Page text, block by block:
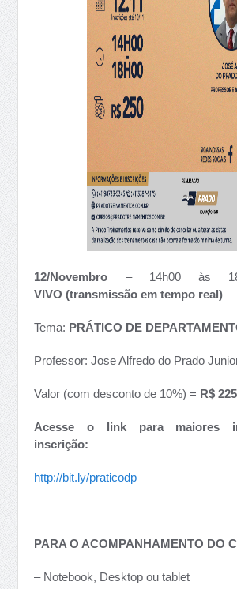
12/Novembro – 14h00 às
VIVO (transmissão em tempo real)
Tema: PRÁTICO DE
Professor: Jose Alfredo do Prado
Valor (com desconto de 10%) = R$
Acesse o link para maiores
inscrição:
http://bit.ly/praticodp
PARA O ACOMPANHAMENTO DO
– Notebook, Desktop ou tablet